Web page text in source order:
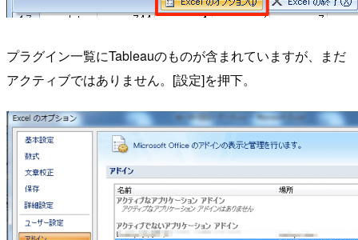
プラグイン一覧にTableauのものが含まれていますが、まだ
アクティブではありません。[設定]を押下。